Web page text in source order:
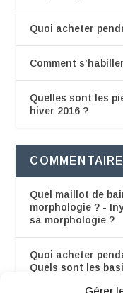
Quoi acheter
Comment
Quelles sont les
hiver 2016 ?
Quel maillot de
morphologie ? -
sa morphologie ?
Quoi acheter
Quels sont les